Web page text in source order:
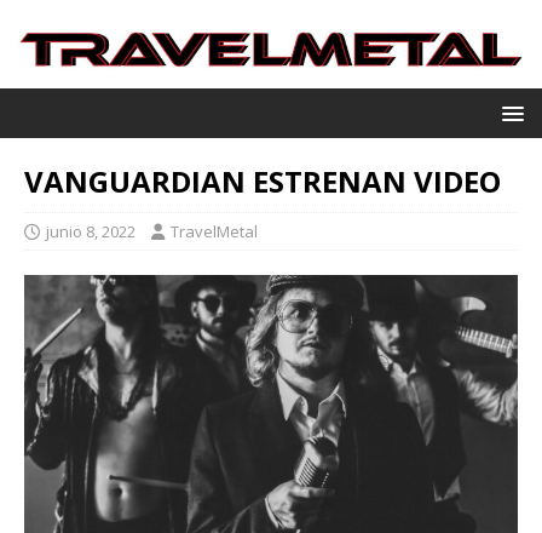
VANGUARDIAN ESTRENAN VIDEO
junio 8, 2022 TravelMetal